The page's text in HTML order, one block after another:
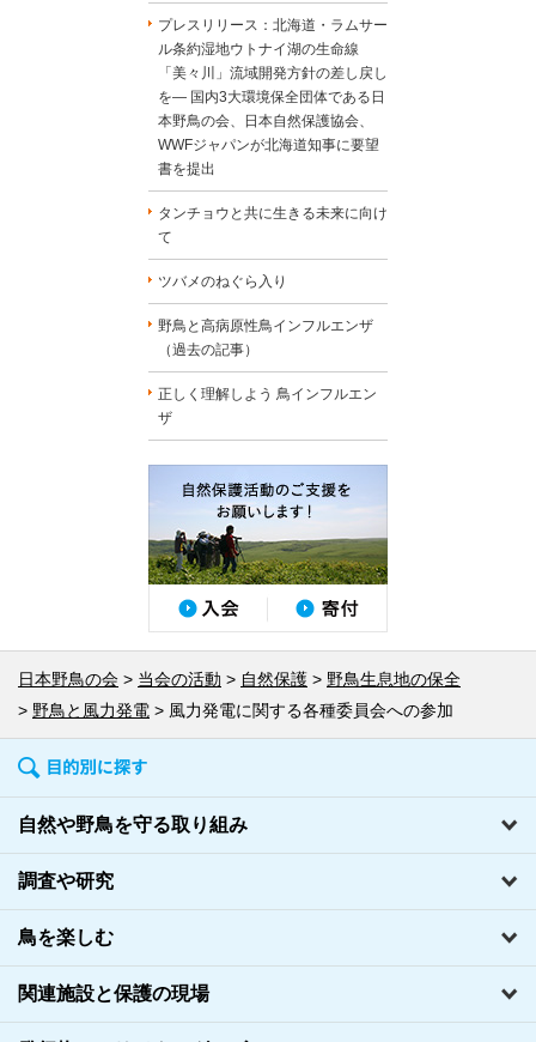
プレスリリース：北海道・ラムサー
ル条約湿地ウトナイ湖の生命線
「美々川」流域開発方針の差し戻し
を― 国内3大環境保全団体である日
本野鳥の会、日本自然保護協会、
WWFジャパンが北海道知事に要望
書を提出
タンチョウと共に生きる未来に向け
て
ツバメのねぐら入り
野鳥と高病原性鳥インフルエンザ
（過去の記事）
正しく理解しよう 鳥インフルエン
ザ
日本野鳥の会 当会の活動 自然保護
野鳥生息地の保全
野鳥と風力発電
風力発電に関する各種委員会への参加
自然や野鳥を守る取り組み
調査や研究
鳥を楽しむ
関連施設と保護の現場